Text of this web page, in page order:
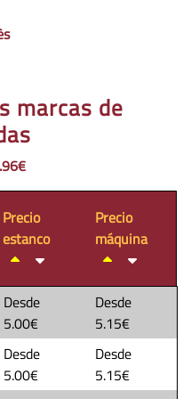
marcas de
Precio
estanco
Precio
máquina
Desde
5.00€
Desde
5.15€
Desde
5.00€
Desde
5.15€